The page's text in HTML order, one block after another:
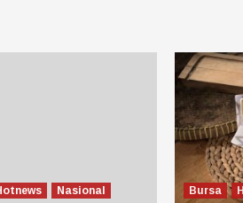
Nasional Bursa